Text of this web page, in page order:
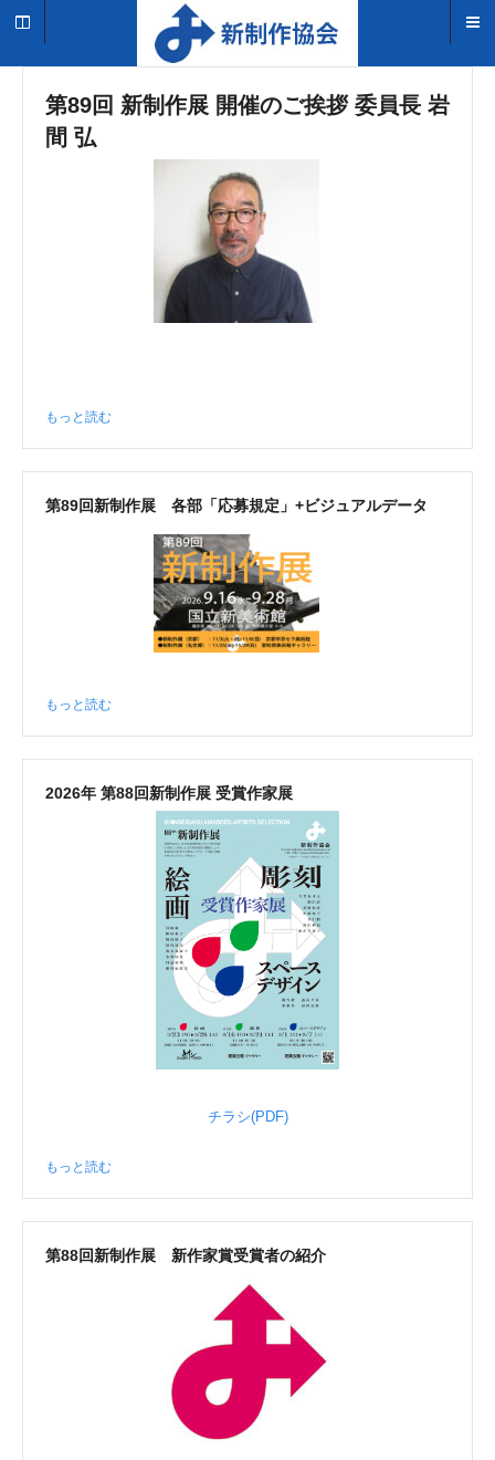
第89回 新制作展 開催のご挨拶 委員長 岩
間 弘
もっと読む
第89回新制作展 各部「応募規定」+ビジュアルデータ
もっと読む
2026年 第88回新制作展 受賞作家展
チラシ(PDF)
もっと読む
第88回新制作展 新作家賞受賞者の紹介